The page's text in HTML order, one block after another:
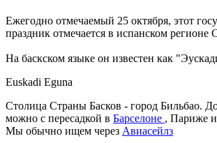
Ежегодно отмечаемый 25 октября, этот
праздник отмечается в испанском регионе
На баскском языке он известен как
Euskadi Eguna
Столица Страны Басков - город Бильбао.
можно с пересадкой в Барселоне , Париже
Мы обычно ищем через Авиасейлз